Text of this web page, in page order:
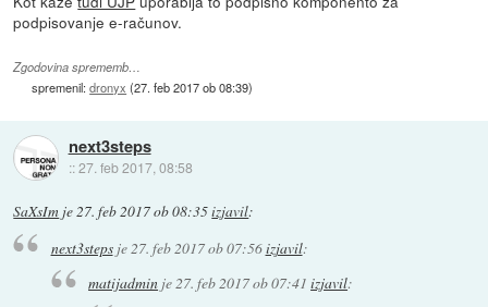
podpisovanje e-računov.
Zgodovina sprememb…
spremenil:dronyx (27. feb 2017 ob 08:39)
next3steps
::27. feb 2017, 08:58
SaXsIm je27. feb 2017 ob 08:35izjavil:
next3stepsje 27. feb 2017 ob 07:56izjavil:
matijadmin je27. feb 2017 ob 07:41 izjavil: